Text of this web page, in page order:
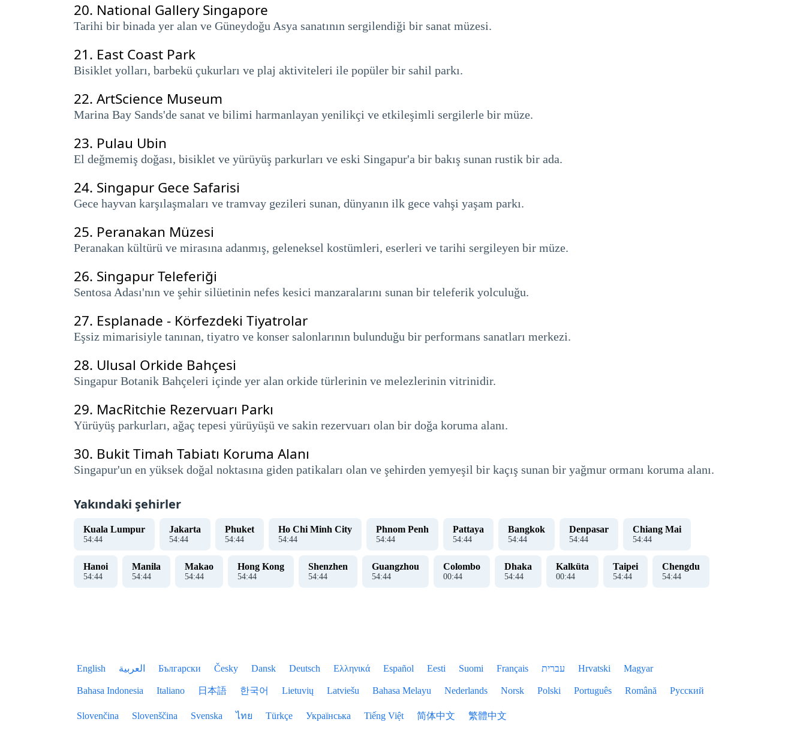
20. National Gallery Singapore
Tarihi bir binada yer alan ve Güneydoğu Asya sanatının sergilendiği bir sanat müzesi.
21. East Coast Park
Bisiklet yolları, barbekü çukurları ve plaj aktiviteleri ile popüler bir sahil parkı.
22. ArtScience Museum
Marina Bay Sands'de sanat ve bilimi harmanlayan yenilikçi ve etkileşimli sergilerle bir müze.
23. Pulau Ubin
El değmemiş doğası, bisiklet ve yürüyüş parkurları ve eski Singapur'a bir bakış sunan rustik bir ada.
24. Singapur Gece Safarisi
Gece hayvan karşılaşmaları ve tramvay gezileri sunan, dünyanın ilk gece vahşi yaşam parkı.
25. Peranakan Müzesi
Peranakan kültürü ve mirasına adanmış, geleneksel kostümleri, eserleri ve tarihi sergileyen bir müze.
26. Singapur Teleferiği
Sentosa Adası'nın ve şehir silüetinin nefes kesici manzaralarını sunan bir teleferik yolculuğu.
27. Esplanade - Körfezdeki Tiyatrolar
Eşsiz mimarisiyle tanınan, tiyatro ve konser salonlarının bulunduğu bir performans sanatları merkezi.
28. Ulusal Orkide Bahçesi
Singapur Botanik Bahçeleri içinde yer alan orkide türlerinin ve melezlerinin vitrinidir.
29. MacRitchie Rezervuarı Parkı
Yürüyüş parkurları, ağaç tepesi yürüyüşü ve sakin rezervuarı olan bir doğa koruma alanı.
30. Bukit Timah Tabiatı Koruma Alanı
Singapur'un en yüksek doğal noktasına giden patikaları olan ve şehirden yemyeşil bir kaçış sunan bir yağmur ormanı koruma alanı.
Yakındaki şehirler
Kuala Lumpur
54:44
Jakarta
54:44
Phuket
54:44
Ho Chi Minh City
54:44
Phnom Penh
54:44
Pattaya
54:44
Bangkok
54:44
Denpasar
54:44
Chiang Mai
54:44
Hanoi
54:44
Manila
54:44
Makao
54:44
Hong Kong
54:44
Shenzhen
54:44
Guangzhou
54:44
Colombo
00:44
Dhaka
54:44
Kalküta
00:44
Taipei
54:44
Chengdu
54:44
English العربية Български Česky Dansk Deutsch Ελληνικά Español Eesti Suomi Français עברית Hrvatski Magyar
Bahasa Indonesia Italiano 日本語 한국어 Lietuvių Latviešu Bahasa Melayu Nederlands Norsk Polski Português Română Русский
Slovenčina Slovenščina Svenska ไทย Türkçe Українська Tiếng Việt 简体中文 繁體中文